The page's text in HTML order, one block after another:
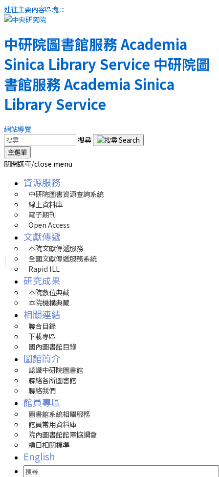
連往主要內容區塊:::
中研院圖書館服務Academia
Sinica Library Service 中研院圖
書館服務Academia Sinica
Library Service
網站導覽
搜尋
主選單
關閉選單/close menu
資源服務
中研院圖書資源查詢系統
線上資料庫
電子期刊
Open Access
文獻傳遞
本院文獻傳遞服務
全國文獻傳遞服務系統
Rapid ILL
研究成果
本院數位典藏
本院機構典藏
相關連結
聯合目錄
下載專區
國內圖書館目錄
圖館簡介
認識中研院圖書館
聯絡各所圖書館
聯絡我們
館員專區
圖書館系統相關服務
館員常用資料庫
院內圖書館館際協調會
編目相關標準
English